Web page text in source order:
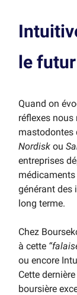
le
Quand on
réflexes
mastodontes
Nordisk ou
entreprises
générant des
long terme.
Chez
à cette
ou encore
Cette
boursière